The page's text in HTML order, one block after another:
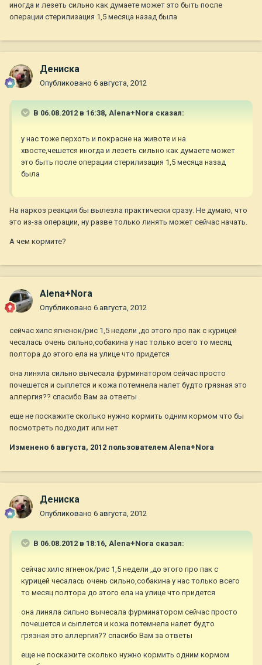
иногда и лезеть сильно как думаете может это быть после
операции стерилизация 1,5 месяца назад была
Дениска
Опубликовано 6 августа, 2012
В 06.08.2012 в 16:38, Alena+Nora сказал:
у нас тоже перхоть и покрасне на животе и на
хвосте,чешется иногда и лезеть сильно как думаете может
это быть после операции стерилизация 1,5 месяца назад
была
На наркоз реакция бы вылезла практически сразу. Не думаю, что
это из-за операции, ну разве только линять может сейчас начать.
А чем кормите?
Alena+Nora
Опубликовано 6 августа, 2012
сейчас хилс ягненок/рис 1,5 недели ,до этого про пак с курицей
чесалась очень сильно,собакина у нас только всего то месяц
полтора до этого ела на улице что придется
она линяла сильно вычесала фурминатором сейчас просто
почешется и сыплется и кожа потемнела налет будто грязная это
аллергия?? спасибо Вам за ответы
еще не поскажите сколько нужно кормить одним кормом что бы
посмотреть подходит или нет
Изменено 6 августа, 2012 пользователем Alena+Nora
Дениска
Опубликовано 6 августа, 2012
В 06.08.2012 в 18:16, Alena+Nora сказал:
сейчас хилс ягненок/рис 1,5 недели ,до этого про пак с
курицей чесалась очень сильно,собакина у нас только всего
то месяц полтора до этого ела на улице что придется
она линяла сильно вычесала фурминатором сейчас просто
почешется и сыплется и кожа потемнела налет будто
грязная это аллергия?? спасибо Вам за ответы
еще не поскажите сколько нужно кормить одним кормом